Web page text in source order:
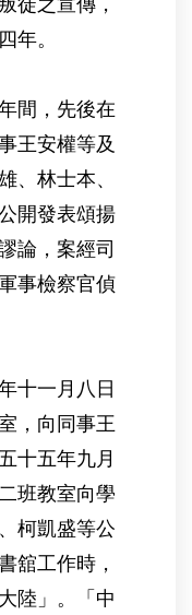
徒之宣傳，
年。
間，先後在
王安權等及
、林士本、
開發表頌揚
論，案經司
事檢察官偵
十一月八日
，向同事王
十五年九月
班教室向學
柯凱盛等公
舘工作時，
陸」。「中